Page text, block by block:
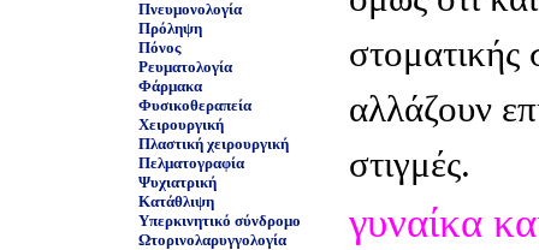
Πνευμονολογία
Πρόληψη
Πόνος
Ρευματολογία
Φάρμακα
Φυσικοθεραπεία
Χειρουργική
Πλαστική χειρουργική
Πελματογραφία
Ψυχιατρική
Κατάθλιψη
Υπερκινητικό σύνδρομο
Ωτορινολαρυγγολογία
στοματικής
αλλάζουν
στιγμές.
γυναίκα